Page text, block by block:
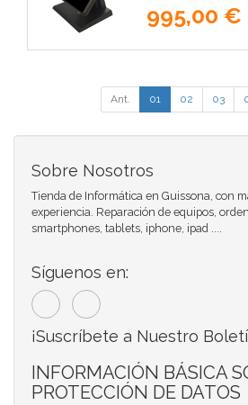
995,00 €
Ant. 01 02 03
Sobre Nosotros
Tienda de Informática en Guissona, con
experiencia. Reparación de equipos,
smartphones, tablets, iphone, ipad ....
Síguenos en:
¡Suscríbete a Nuestro
INFORMACIÓN BÁSICA
PROTECCIÓN DE DATOS